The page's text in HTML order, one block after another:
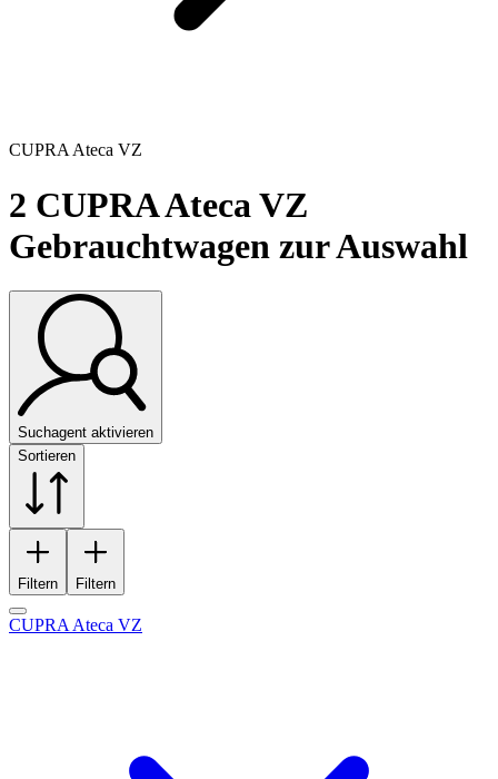
CUPRA Ateca VZ
2 CUPRA Ateca VZ
Gebrauchtwagen zur Auswahl
Suchagent aktivieren
Sortieren
Filtern Filtern
CUPRA Ateca VZ